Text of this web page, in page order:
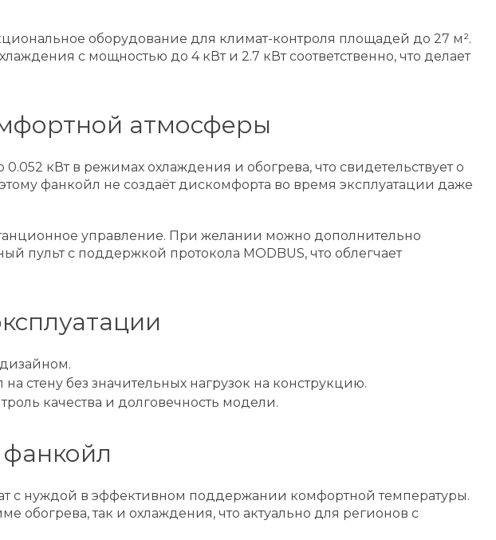
оборудование для климат-контроля площадей до 27 м².
с мощностью до 4 кВт и 2.7 кВт соответственно, что делает
атмосферы
кВт в режимах охлаждения и обогрева, что свидетельствует о
фанкойл не создаёт дискомфорта во время эксплуатации даже
управление. При желании можно дополнительно
пульт с поддержкой протокола MODBUS, что облегчает
стену без значительных нагрузок на конструкцию.
качества и долговечность модели.
фанкойл
с нуждой в эффективном поддержании комфортной температуры.
обогрева, так и охлаждения, что актуально для регионов с